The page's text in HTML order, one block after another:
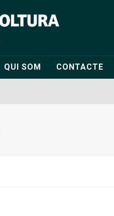
QUI SOM CONTACTE